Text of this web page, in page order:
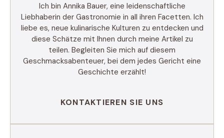
Ich bin Annika Bauer, eine leidenschaftliche
Liebhaberin der Gastronomie in all ihren Facetten. Ich
liebe es, neue kulinarische Kulturen zu entdecken und
diese Schätze mit Ihnen durch meine Artikel zu
teilen. Begleiten Sie mich auf diesem
Geschmacksabenteuer, bei dem jedes Gericht eine
Geschichte erzählt!
KONTAKTIEREN SIE UNS